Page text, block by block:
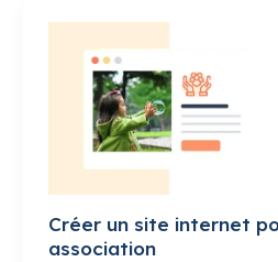
Créer un site internet
association